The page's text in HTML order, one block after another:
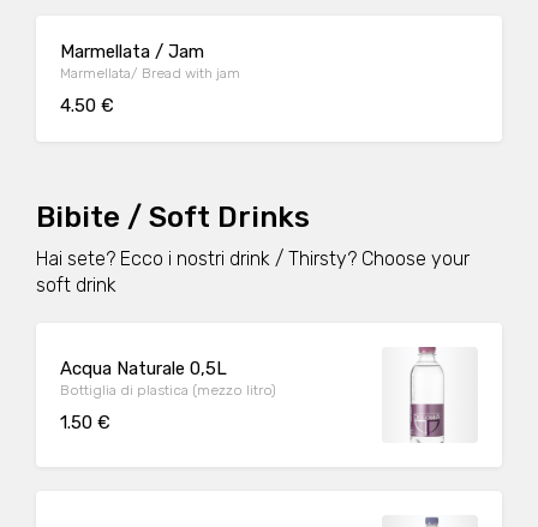
Marmellata / Jam
Marmellata/ Bread with jam
4.50 €
Bibite / Soft Drinks
Hai sete? Ecco i nostri drink / Thirsty? Choose your
soft drink
Acqua Naturale 0,5L
Bottiglia di plastica (mezzo litro)
1.50 €